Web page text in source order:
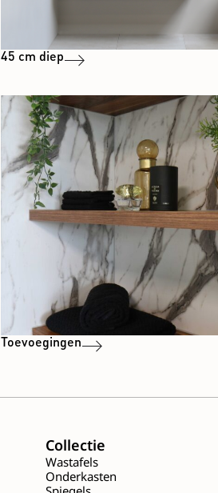
45 cm diep
Toevoegingen
Collectie
Wastafels
Onderkasten